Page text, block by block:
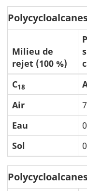
Milieu de
rejet (100 %)
C18
Air
Eau
0
Sol
0